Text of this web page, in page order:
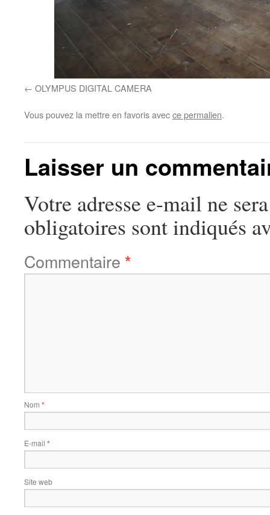
OLYMPUS DIGITAL CAMERA
Vous pouvez la mettre en favoris avecce permalien.
Laisser un
Votre adresse e-mail ne
obligatoires sont indiqués
Commentaire *
Nom *
E-mail *
Site web